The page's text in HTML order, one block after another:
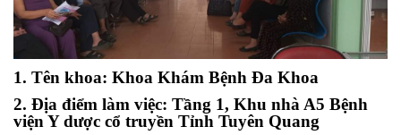
1. Tên khoa: Khoa Khám Bệnh Đa Khoa
2. Địa điểm làm việc: Tầng 1, Khu nhà A5 Bệnh
viện Y dược cổ truyền Tỉnh Tuyên Quang